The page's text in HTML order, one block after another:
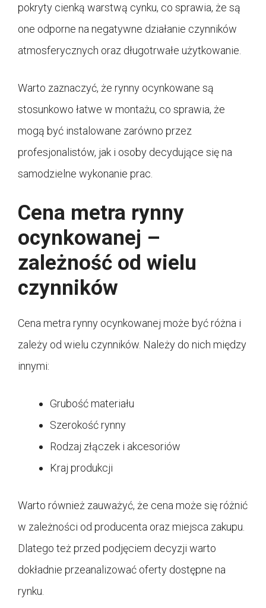
pokryty cienką warstwą cynku, co sprawia, że są
one odporne na negatywne działanie czynników
atmosferycznych oraz długotrwałe użytkowanie.
Warto zaznaczyć, że rynny ocynkowane są
stosunkowo łatwe w montażu, co sprawia, że
mogą być instalowane zarówno przez
profesjonalistów, jak i osoby decydujące się na
samodzielne wykonanie prac.
Cena metra rynny
ocynkowanej –
zależność od wielu
czynników
Cena metra rynny ocynkowanej może być różna i
zależy od wielu czynników. Należy do nich między
innymi:
Grubość materiału
Szerokość rynny
Rodzaj złączek i akcesoriów
Kraj produkcji
Warto również zauważyć, że cena może się różnić
w zależności od producenta oraz miejsca zakupu.
Dlatego też przed podjęciem decyzji warto
dokładnie przeanalizować oferty dostępne na
rynku.